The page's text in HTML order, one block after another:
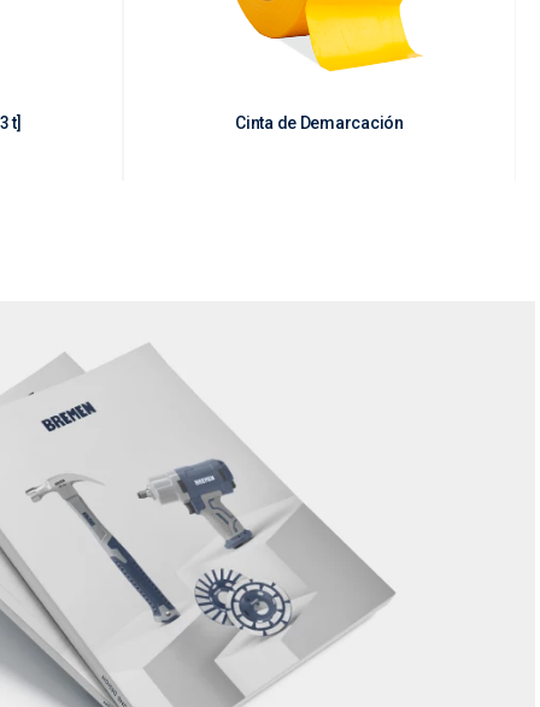
t] Cinta de Demarcación